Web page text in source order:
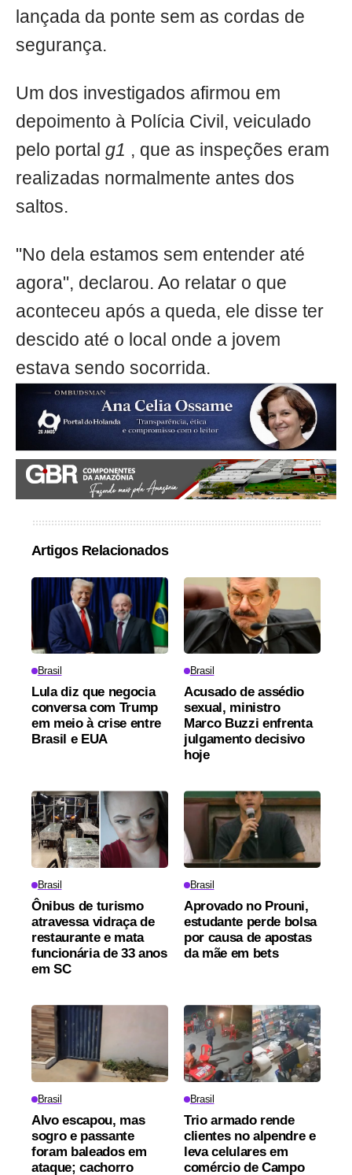
lançada da ponte sem as cordas de
segurança.
Um dos investigados afirmou em
depoimento à Polícia Civil, veiculado
pelo portal g1 , que as inspeções eram
realizadas normalmente antes dos
saltos.
"No dela estamos sem entender até
agora", declarou. Ao relatar o que
aconteceu após a queda, ele disse ter
descido até o local onde a jovem
estava sendo socorrida.
Artigos Relacionados
Brasil
Lula diz que negocia
conversa com Trump
em meio à crise entre
Brasil e EUA
Brasil
Acusado de assédio
sexual, ministro
Marco Buzzi enfrenta
julgamento decisivo
hoje
Brasil
Ônibus de turismo
atravessa vidraça de
restaurante e mata
funcionária de 33 anos
em SC
Brasil
Aprovado no Prouni,
estudante perde bolsa
por causa de apostas
da mãe em bets
Brasil
Alvo escapou, mas
sogro e passante
foram baleados em
ataque; cachorro
Brasil
Trio armado rende
clientes no alpendre e
leva celulares em
comércio de Campo